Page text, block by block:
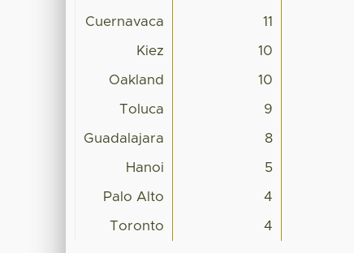
Cuernavaca 11
Kiez 10
Oakland 10
Toluca 9
Guadalajara 8
Hanoi 5
Palo Alto 4
Toronto 4